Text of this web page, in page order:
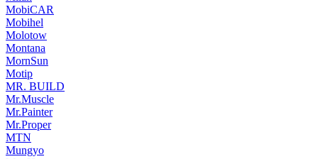
MobiCAR
Mobihel
Molotow
Montana
MornSun
Motip
MR. BUILD
Mr.Muscle
Mr.Painter
Mr.Proper
MTN
Mungyo